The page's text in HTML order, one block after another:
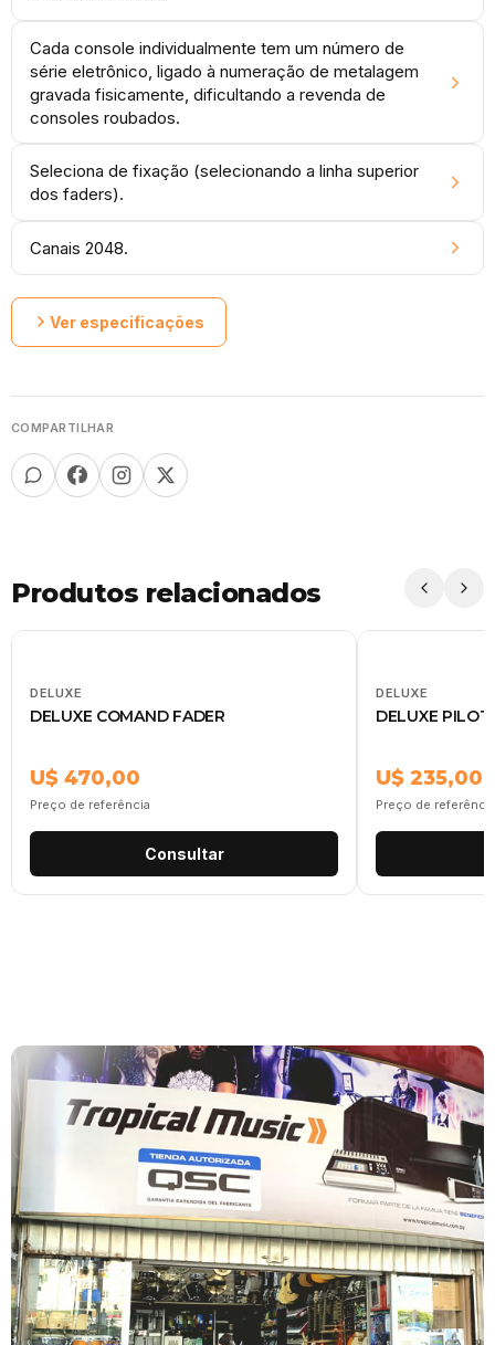
Cada console individualmente tem um número de
série eletrônico, ligado à numeração de metalagem
gravada fisicamente, dificultando a revenda de
consoles roubados.
Seleciona de fixação (selecionando a linha superior
dos faders).
Canais 2048.
Ver especificações
COMPARTILHAR
Produtos relacionados
DELUXE
DELUXE COMAND FADER
U$ 470,00
Preço de referência
Consultar
DELUXE
DELUXE
U$ 235,00
Preço de referência